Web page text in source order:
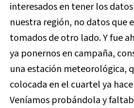
interesados en tener los
nuestra región, no datos que
tomados de otro lado. Y fue
ya ponernos en campaña,
una estación meteorológica,
colocada en el cuartel ya
Veníamos probándola y